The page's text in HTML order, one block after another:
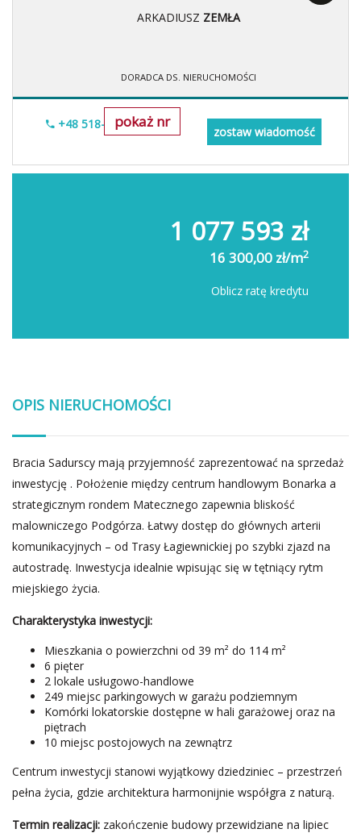
ARKADIUSZ ZEMŁA
DORADCA DS. NIERUCHOMOŚCI
pokaż nr
+48 518-706-552
zostaw wiadomość
1 077 593 zł
16 300,00 zł/m2
Oblicz ratę kredytu
OPIS NIERUCHOMOŚCI
Bracia Sadurscy mają przyjemność zaprezentować na sprzedaż
inwestycję . Położenie między centrum handlowym Bonarka a
strategicznym rondem Matecznego zapewnia bliskość
malowniczego Podgórza. Łatwy dostęp do głównych arterii
komunikacyjnych – od Trasy Łagiewnickiej po szybki zjazd na
autostradę. Inwestycja idealnie wpisując się w tętniący rytm
miejskiego życia.
Charakterystyka inwestycji:
Mieszkania o powierzchni od 39 m² do 114 m²
6 pięter
2 lokale usługowo-handlowe
249 miejsc parkingowych w garażu podziemnym
Komórki lokatorskie dostępne w hali garażowej oraz na
piętrach
10 miejsc postojowych na zewnątrz
Centrum inwestycji stanowi wyjątkowy dziedziniec – przestrzeń
pełna życia, gdzie architektura harmonijnie współgra z naturą.
Termin realizacji: zakończenie budowy przewidziane na lipiec